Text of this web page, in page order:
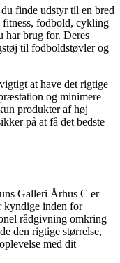
finde udstyr til en bred
fitness, fodbold, cykling
har brug for. Deres
til fodboldstøvler og
at have det rigtige
og minimere
produkter af høj
på at få det bedste
Galleri Århus C er
kyndige inden for
rådgivning omkring
den rigtige størrelse,
med dit